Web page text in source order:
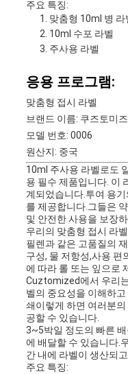
주요 특징:
맞춤형 10ml 병 라
10ml 수포 라벨
주사용 라벨
응용 프로그램:
맞춤형 접시 라벨
브랜드 이름: 쿠즈토미즈
모델 번호: 0006
원산지: 중국
10ml 주사용 라벨로도
용 필수 제품입니다. 이
계되었습니다.투여 용
를 제공합니다.그들은
및 안전한 사용을 보장
우리의 맞춤형 접시 라
필렌과 같은 고품질의
구성, 물 저항성,사용 편
에 따라 롤 또는 잎으로
Cuztomized에서 우리
벨의 중요성을 이해하
쇄이렇게 하면 여러분
공할 수 있습니다.
3~5박일 정도의 빠른
에 배달할 수 있습니다.
간 내에 라벨이 생산되
주요 특징: